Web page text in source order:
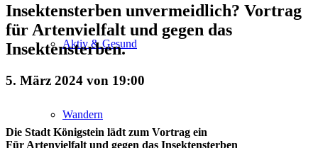
Aktiv & Gesund
Wandern
Insektensterben unvermeidlich? Vortrag
für Artenvielfalt und gegen das
Insektensterben.
5. März 2024 von 19:00
Die Stadt Königstein lädt zum Vortrag ein
Für Artenvielfalt und gegen das Insektensterben